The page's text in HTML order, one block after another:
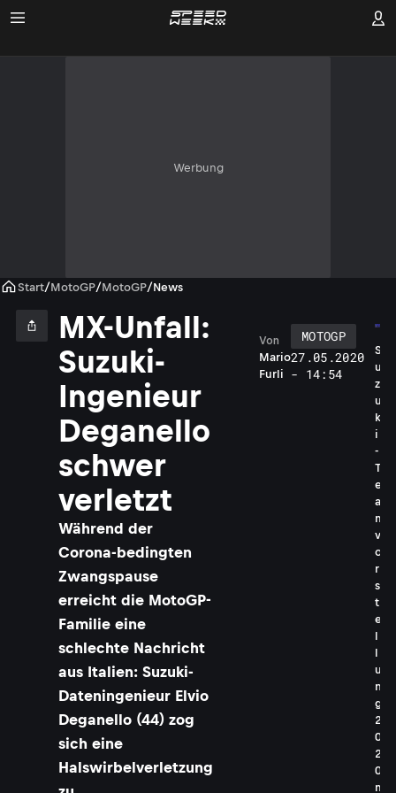
Werbung
Start/MotoGP/MotoGP/News
MX-Unfall:
Suzuki-
Ingenieur
Deganello
schwer
verletzt
Während der
Corona-bedingten
Zwangspause
erreicht die MotoGP-
Familie eine
schlechte Nachricht
aus Italien: Suzuki-
Dateningenieur Elvio
Deganello (44) zog
sich eine
Halswirbelverletzung
Mario
Furli
Von
MOTOGP
27.05.2020
- 14:54
S
u
z
u
k
i
-
T
e
a
m
v
o
r
s
t
e
l
l
u
n
g
2
0
2
0
m